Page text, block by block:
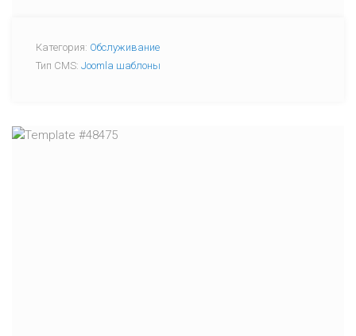
Категория: Обслуживание
Тип CMS: Joomla шаблоны